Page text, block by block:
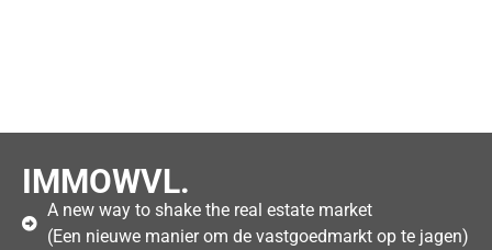
IMMOWVL.
A new way to shake the real estate market
(Een nieuwe manier om de vastgoedmarkt op te jagen)